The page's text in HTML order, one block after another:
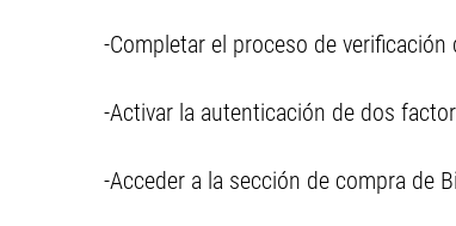
-Completar el proceso de
-Activar la autenticación de dos
-Acceder a la sección de compra de